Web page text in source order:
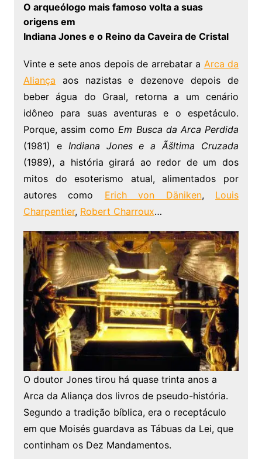
O arqueólogo mais famoso volta a suas
origens em
Indiana Jones e o Reino da Caveira de Cristal
Vinte e sete anos depois de arrebatar a Arca da
Aliança aos nazistas e dezenove depois de
beber água do Graal, retorna a um cenário
idôneo para suas aventuras e o espetáculo.
Porque, assim como Em Busca da Arca Perdida
(1981) e Indiana Jones e a Ãšltima Cruzada
(1989), a história girará ao redor de um dos
mitos do esoterismo atual, alimentados por
autores como Erich von Däniken, Louis
Charpentier, Robert Charroux…
O doutor Jones tirou há quase trinta anos a
Arca da Aliança dos livros de pseudo-história.
Segundo a tradição bíblica, era o receptáculo
em que Moisés guardava as Tábuas da Lei, que
continham os Dez Mandamentos.